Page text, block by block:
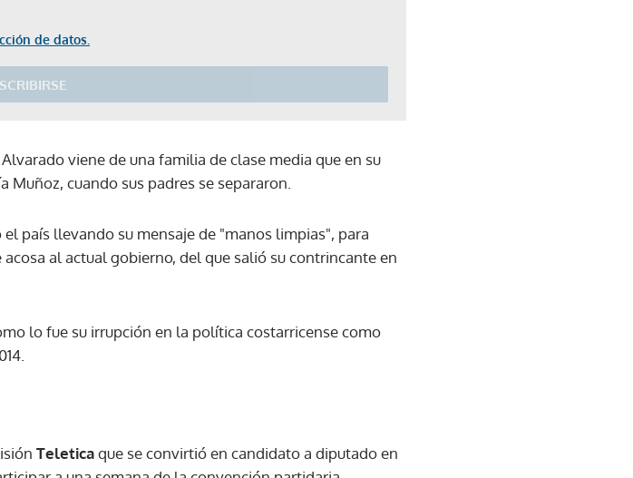
de datos.
a nuestro boletín.
viene de una familia de clase media que en su
cuando sus padres se separaron.
país llevando su mensaje de "manos limpias", para
al actual gobierno, del que salió su contrincante en
lo fue su irrupción en la política costarricense como
Teleticaque se convirtió en candidato a diputado en